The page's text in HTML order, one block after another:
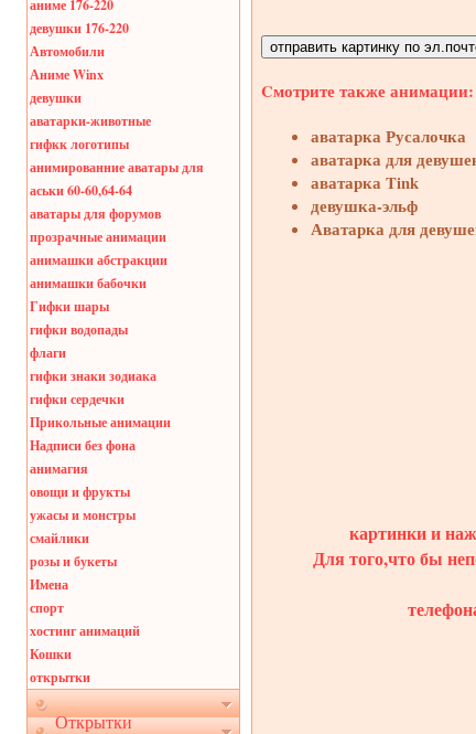
аниме 176-220
девушки 176-220
Автомобили
Аниме Winx
девушки
аватарки-животные
гифкк логотипы
анимированние аватары для
аськи 60-60,64-64
аватары для форумов
прозрачные анимации
анимашки абстракции
анимашки бабочки
Гифки шары
гифки водопады
флаги
гифки знаки зодиака
гифки сердечки
Прикольные анимации
Надписи без фона
анимагия
овощи и фрукты
ужасы и монстры
смайлики
розы и букеты
Имена
спорт
хостинг анимаций
Кошки
открытки
Открытки
Cмотрите также анимации:
аватарка Русалочка
аватарка для
аватарка Tink
девушка-эльф
Аватарка для
картинки и
Для того,что бы